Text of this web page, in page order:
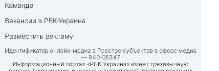
Команда
Вакансии в РБК-Украина
Разместить рекламу
Идентификатор онлайн-медиа в Реестре субъектов в сфере медиа
— R40-05347
Информационный портал «РБК-Украина» имеет трехязычную